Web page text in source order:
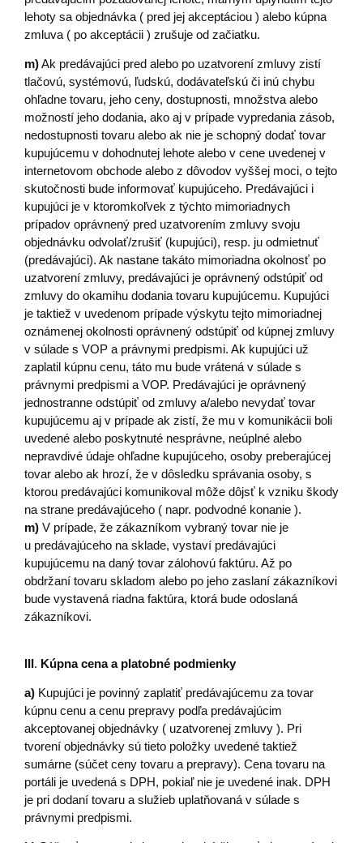
lehoty sa objednávka ( pred jej akceptáciou ) alebo kúpna
zmluva ( po akceptácii ) zrušuje od začiatku.
m)Ak predávajúci pred alebo po uzatvorení zmluvy zistí
tlačovú, systémovú, ľudskú, dodávateľskú či inú chybu
ohľadne tovaru, jeho ceny, dostupnosti, množstva alebo
možností jeho dodania, ako aj v prípade vypredania zásob,
nedostupnosti tovaru alebo ak nie je schopný dodať tovar
kupujúcemu v dohodnutej lehote alebo v cene uvedenej v
internetovom obchode alebo z dôvodov vyššej moci, o tejto
skutočnosti bude informovať kupujúceho. Predávajúci i
kupujúci je v ktoromkoľvek z týchto mimoriadnych
prípadov oprávnený pred uzatvorením zmluvy svoju
objednávku odvolať/zrušiť (kupujúci), resp. ju odmietnuť
(predávajúci). Ak nastane takáto mimoriadna okolnosť po
uzatvorení zmluvy, predávajúci je oprávnený odstúpiť od
zmluvy do okamihu dodania tovaru kupujúcemu. Kupujúci
je taktiež v uvedenom prípade výskytu tejto mimoriadnej
oznámenej okolnosti oprávnený odstúpiť od kúpnej zmluvy
v súlade s VOP a právnymi predpismi. Ak kupujúci už
zaplatil kúpnu cenu, táto mu bude vrátená v súlade s
právnymi predpismi a VOP. Predávajúci je oprávnený
jednostranne odstúpiť od zmluvy a/alebo nevydať tovar
kupujúcemu aj v prípade ak zistí, že mu v komunikácii boli
uvedené alebo poskytnuté nesprávne, neúplné alebo
nepravdivé údaje ohľadne kupujúceho, osoby preberajúcej
tovar alebo ak hrozí, že v dôsledku správania osoby, s
ktorou predávajúci komunikoval môže dôjsť k vzniku škody
na strane predávajúceho ( napr. podvodné konanie ).
m) V prípade, že zákazníkom vybraný tovar nie je
u predávajúceho na sklade, vystaví predávajúci
kupujúcemu na daný tovar zálohovú faktúru. Až po
obdržaní tovaru skladom alebo po jeho zaslaní zákazníkovi
bude vystavená riadna faktúra, ktorá bude odoslaná
zákazníkovi.
III. Kúpna cena a platobné podmienky
a) Kupujúci je povinný zaplatiť predávajúcemu za tovar
kúpnu cenu a cenu prepravy podľa predávajúcim
akceptovanej objednávky ( uzatvorenej zmluvy ). Pri
tvorení objednávky sú tieto položky uvedené taktiež
sumárne (súčet ceny tovaru a prepravy). Cena tovaru na
portáli je uvedená s DPH, pokiaľ nie je uvedené inak. DPH
je pri dodaní tovaru a služieb uplatňovaná v súlade s
právnymi predpismi.